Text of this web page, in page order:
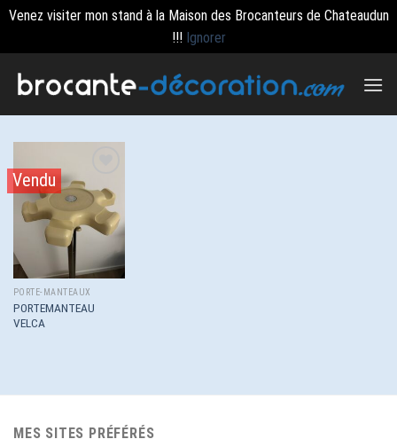
Venez visiter mon stand à la Maison des Brocanteurs de Chateaudun
!!! Ignorer
Vendu
Ajouter
à la
wishlist
PORTE-MANTEAUX
PORTEMANTEAU
VELCA
MES SITES PRÉFÉRÉS